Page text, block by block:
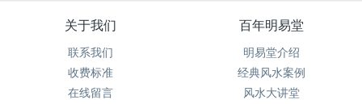
关于我们
联系我们
收费标准
在线留言
百年明易堂
明易堂介绍
经典风水案例
风水大讲堂